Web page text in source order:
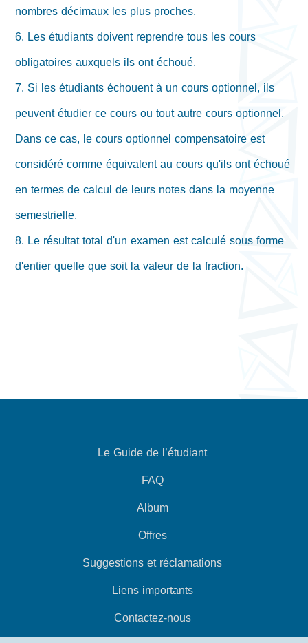
nombres décimaux les plus proches.
6. Les étudiants doivent reprendre tous les cours
obligatoires auxquels ils ont échoué.
7. Si les étudiants échouent à un cours optionnel, ils
peuvent étudier ce cours ou tout autre cours optionnel.
Dans ce cas, le cours optionnel compensatoire est
considéré comme équivalent au cours qu'ils ont échoué
en termes de calcul de leurs notes dans la moyenne
semestrielle.
8. Le résultat total d'un examen est calculé sous forme
d'entier quelle que soit la valeur de la fraction.
Le Guide de l’étudiant
FAQ
Album
Offres
Suggestions et réclamations
Liens importants
Contactez-nous